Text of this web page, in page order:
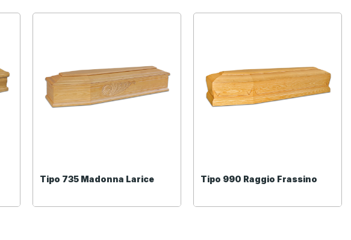
Tipo 735 Madonna Larice Tipo 990 Raggio Frassino